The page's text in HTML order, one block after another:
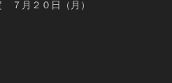
７月２０日（月）